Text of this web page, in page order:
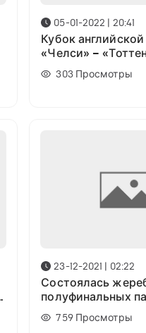
05-01-2022 | 20:41
Кубок английской
«Челси» –
смотреть онлайн?
303 Просмотры
23-12-2021 | 02:22
Состоялась
полуфинальных
английской лиги
759 Просмотры